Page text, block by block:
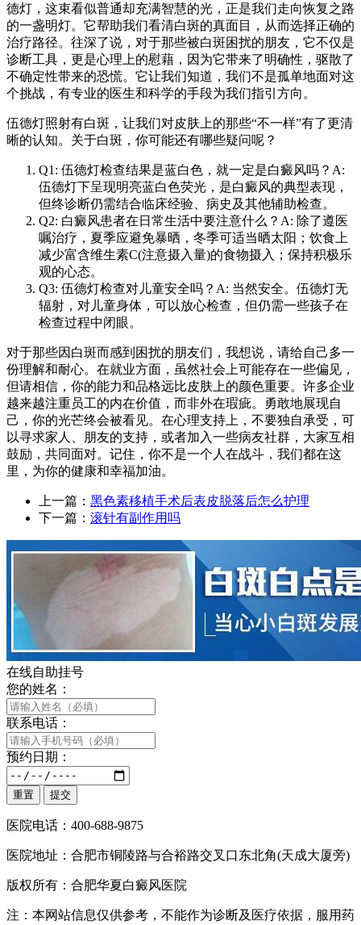
德灯，这束看似普通却充满智慧的光，正是我们走向恢复之路
的一盏明灯。它帮助我们看清白斑的真面目，从而选择正确的
治疗路径。往深了说，对于那些被白斑困扰的朋友，它不仅是
诊断工具，更是心理上的慰藉，因为它带来了明确性，驱散了
不确定性带来的恐慌。它让我们知道，我们不是孤单地面对这
个挑战，有专业的医生和科学的手段为我们指引方向。
伍德灯照射有白斑，让我们对皮肤上的那些“不一样”有了更清
晰的认知。关于白斑，你可能还有哪些疑问呢？
Q1: 伍德灯检查结果是蓝白色，就一定是白癜风吗？A:
伍德灯下呈现明亮蓝白色荧光，是白癜风的典型表现，
但终诊断仍需结合临床经验、病史及其他辅助检查。
Q2: 白癜风患者在日常生活中要注意什么？A: 除了遵医
嘱治疗，夏季应避免暴晒，冬季可适当晒太阳；饮食上
减少富含维生素C(注意摄入量)的食物摄入；保持积极乐
观的心态。
Q3: 伍德灯检查对儿童安全吗？A: 当然安全。伍德灯无
辐射，对儿童身体，可以放心检查，但仍需一些孩子在
检查过程中闭眼。
对于那些因白斑而感到困扰的朋友们，我想说，请给自己多一
份理解和耐心。在就业方面，虽然社会上可能存在一些偏见，
但请相信，你的能力和品格远比皮肤上的颜色重要。许多企业
越来越注重员工的内在价值，而非外在瑕疵。勇敢地展现自
己，你的光芒终会被看见。在心理支持上，不要独自承受，可
以寻求家人、朋友的支持，或者加入一些病友社群，大家互相
鼓励，共同面对。记住，你不是一个人在战斗，我们都在这
里，为你的健康和幸福加油。
上一篇： 黑色素移植手术后表皮脱落后怎么护理
下一篇： 滚针有副作用吗
在线自助挂号
您的姓名：
联系电话：
预约日期：
医院电话：400-688-9875
医院地址：合肥市铜陵路与合裕路交叉口东北角(天成大厦旁)
版权所有：合肥华夏白癜风医院
注：本网站信息仅供参考，不能作为诊断及医疗依据，服用药